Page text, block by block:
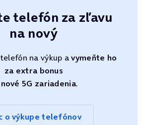
telefón za zľavu
na nový
na výkup avymeňte ho
za extra bonus
5G zariadenia.
o výkupe telefónov